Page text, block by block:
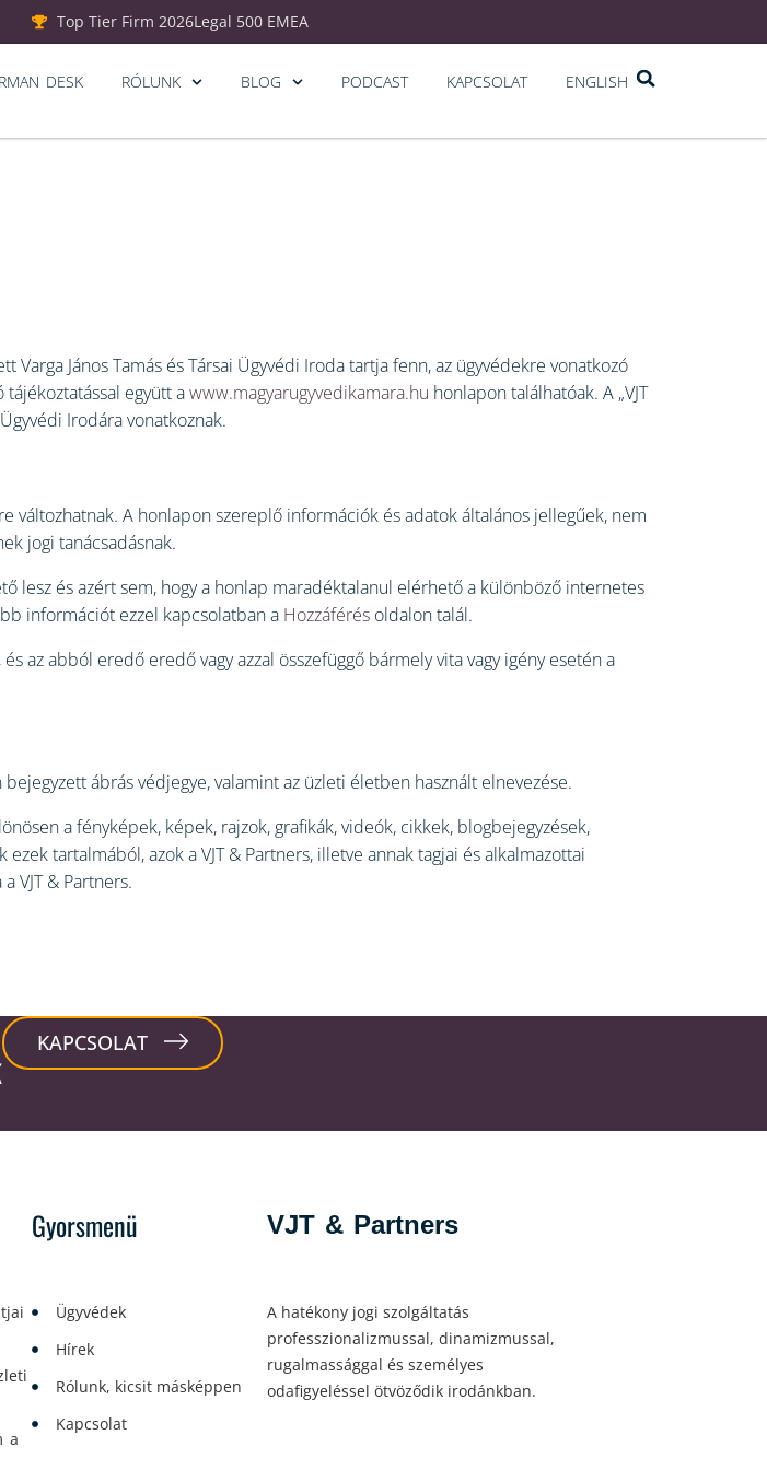
Top Tier Firm 2026Legal 500 EMEA
DESK RÓLUNK BLOG PODCAST KAPCSOLAT ENGLISH
Varga János Tamás és Társai Ügyvédi Iroda tartja fenn, az ügyvédekre vonatkozó
tájékoztatással együtt awww.magyarugyvedikamara.hu honlapon találhatóak. A „VJT
Irodára vonatkoznak.
A honlapon szereplő információk és adatok általános jellegűek, nem
jogi tanácsadásnak.
lesz és azért sem, hogy a honlap maradéktalanul elérhető a különböző internetes
információt ezzel kapcsolatban a Hozzáférés oldalon talál.
az abból eredő eredő vagy azzal összefüggő bármely vita vagy igény esetén a
bejegyzett ábrás védjegye, valamint az üzleti életben használt elnevezése.
a fényképek, képek, rajzok, grafikák, videók, cikkek, blogbejegyzések,
tartalmából, azok a VJT & Partners, illetve annak tagjai és alkalmazottai
VJT & Partners.
KAPCSOLAT
a
Gyorsmenü
Ügyvédek
Hírek
Rólunk, kicsit másképpen
Kapcsolat
VJT & Partners
A hatékony jogi szolgáltatás
professzionalizmussal, dinamizmussal,
rugalmassággal és személyes
odafigyeléssel ötvöződik irodánkban.